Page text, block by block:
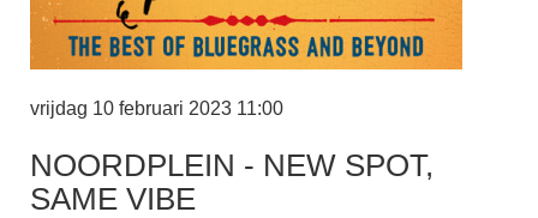
vrijdag 10 februari 2023 11:00
NOORDPLEIN - NEW SPOT,
SAME VIBE